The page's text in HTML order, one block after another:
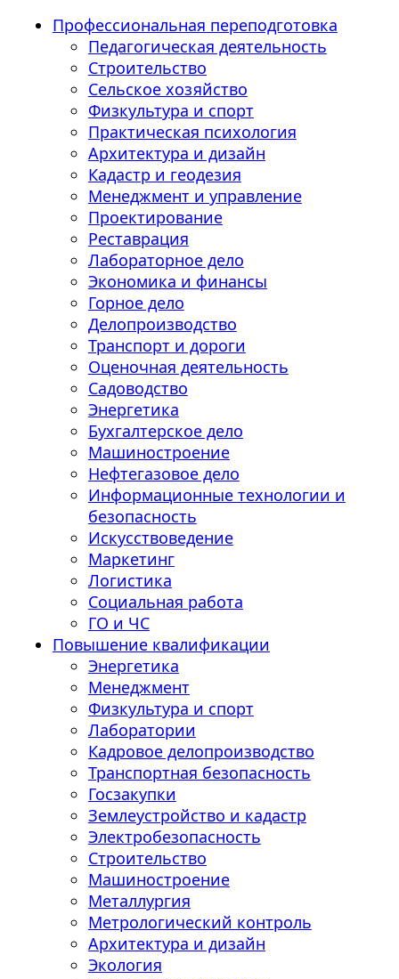
Профессиональная переподготовка
Педагогическая деятельность
Строительство
Сельское хозяйство
Физкультура и спорт
Практическая психология
Архитектура и дизайн
Кадастр и геодезия
Менеджмент и управление
Проектирование
Реставрация
Лабораторное дело
Экономика и финансы
Горное дело
Делопроизводство
Транспорт и дороги
Оценочная деятельность
Садоводство
Энергетика
Бухгалтерское дело
Машиностроение
Нефтегазовое дело
Информационные технологии и
безопасность
Искусствоведение
Маркетинг
Логистика
Социальная работа
ГО и ЧС
Повышение квалификации
Энергетика
Менеджмент
Физкультура и спорт
Лаборатории
Кадровое делопроизводство
Транспортная безопасность
Госзакупки
Землеустройство и кадастр
Электробезопасность
Строительство
Машиностроение
Металлургия
Метрологический контроль
Архитектура и дизайн
Экология